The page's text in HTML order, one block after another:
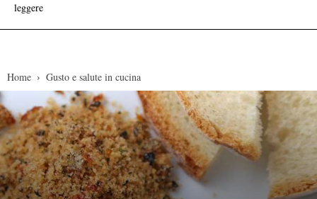
leggere
Home Gusto e salute in cucina